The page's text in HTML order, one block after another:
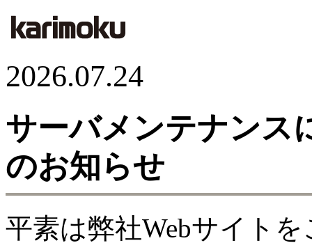
2026.07.24
サーバメンテナンス
のお知らせ
平素は弊社Webサイト